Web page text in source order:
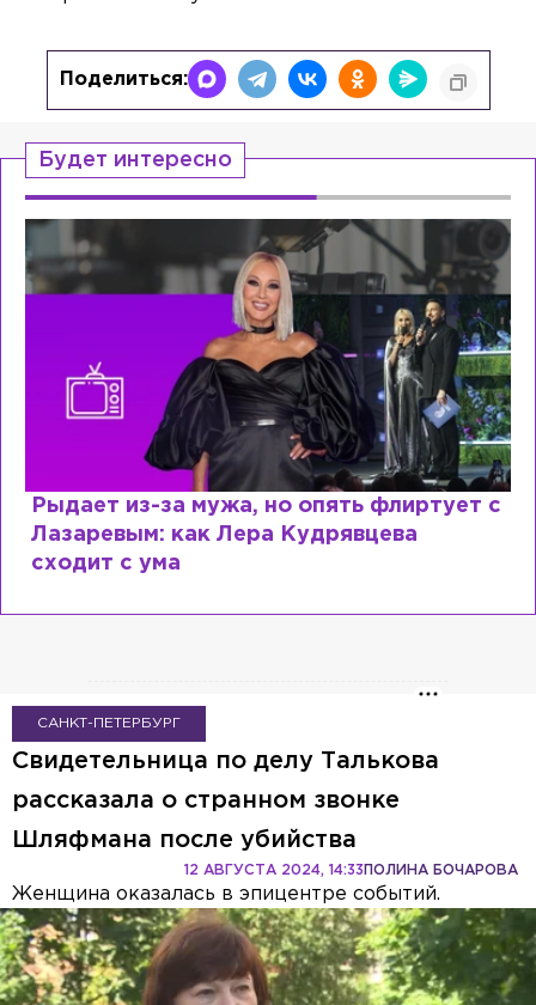
Поделиться:
Будет интересно
Рыдает из-за мужа, но опять флиртует с
Лазаревым: как Лера Кудрявцева
сходит с ума
САНКТ-ПЕТЕРБУРГ
Свидетельница по делу Талькова
рассказала о странном звонке
Шляфмана после убийства
ПОЛИНА БОЧАРОВА
12 АВГУСТА 2024, 14:33
Женщина оказалась в эпицентре событий.